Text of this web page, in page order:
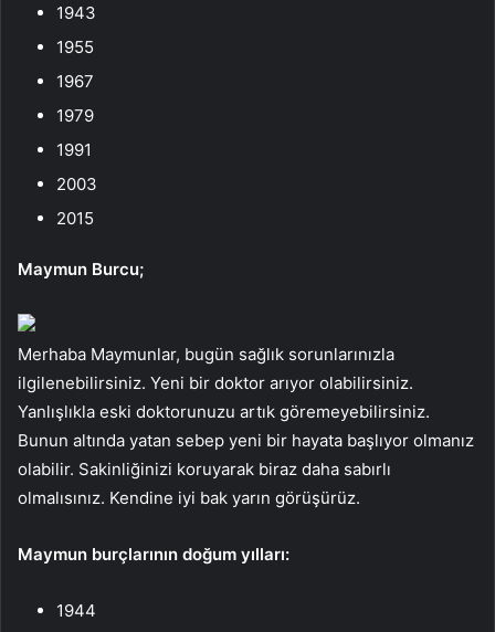
1943
1955
1967
1979
1991
2003
2015
Maymun Burcu;
Merhaba Maymunlar, bugün sağlık sorunlarınızla
ilgilenebilirsiniz. Yeni bir doktor arıyor olabilirsiniz.
Yanlışlıkla eski doktorunuzu artık göremeyebilirsiniz.
Bunun altında yatan sebep yeni bir hayata başlıyor olmanız
olabilir. Sakinliğinizi koruyarak biraz daha sabırlı
olmalısınız. Kendine iyi bak yarın görüşürüz.
Maymun burçlarının doğum yılları:
1944